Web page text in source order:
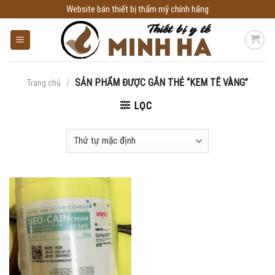
to
content
Website bán thiết bị thẩm mỹ chính hãng
Trang chủ / SẢN PHẨM ĐƯỢC GẮN THẺ “KEM TÊ VÀNG”
LỌC